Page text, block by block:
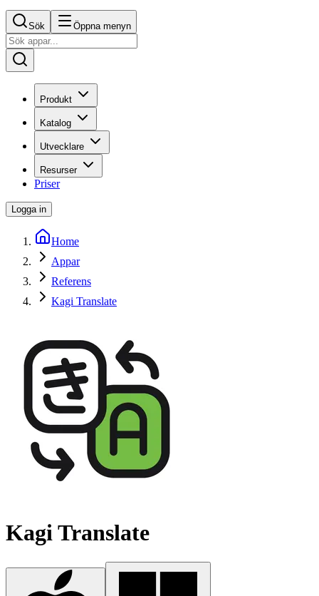
Sök Öppna menyn
Produkt
Katalog
Utvecklare
Resurser
Priser
Logga in
Home
Appar
Referens
Kagi Translate
Kagi Translate